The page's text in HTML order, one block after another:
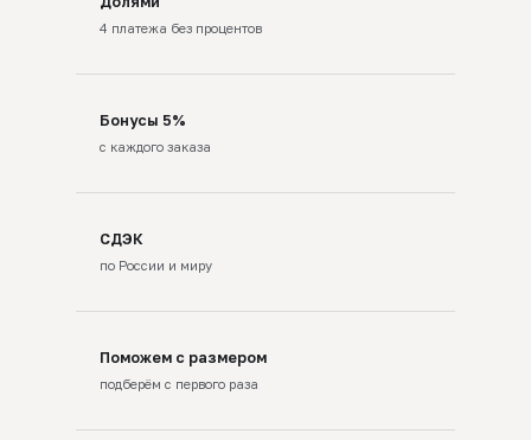
4 платежа без процентов
Бонусы 5%
с каждого заказа
СДЭК
по России и миру
Поможем с размером
подберём с первого раза